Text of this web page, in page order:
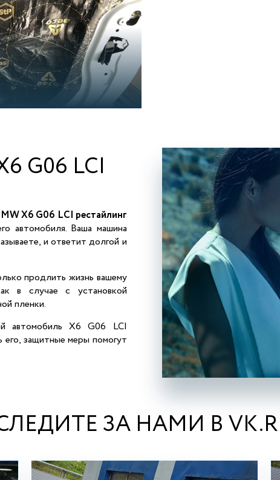
G06 LCI
X6 G06 LCI рестайлинг
автомобиля. Ваша машина
и ответит долгой и
продлить жизнь вашему
в случае с установкой
пленки.
автомобиль X6 G06 LCI
его, защитные меры помогут
ЗА НАМИ В